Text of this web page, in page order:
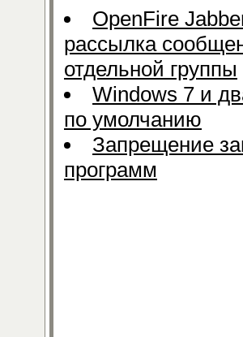
OpenFire
рассылка
отдельной группы
Windows 7 и
по умолчанию
Запрещение
программ